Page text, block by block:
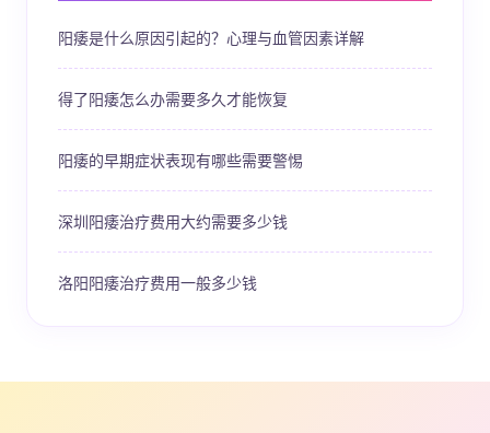
阳痿是什么原因引起的？心理与血管因素详解
得了阳痿怎么办需要多久才能恢复
阳痿的早期症状表现有哪些需要警惕
深圳阳痿治疗费用大约需要多少钱
洛阳阳痿治疗费用一般多少钱